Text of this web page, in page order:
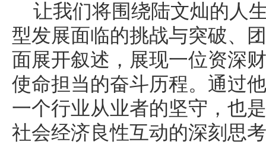
让我们将围绕陆文灿的人
型发展面临的挑战与突破、
面展开叙述，展现一位资深
使命担当的奋斗历程。通过
一个行业从业者的坚守，也
社会经济良性互动的深刻思